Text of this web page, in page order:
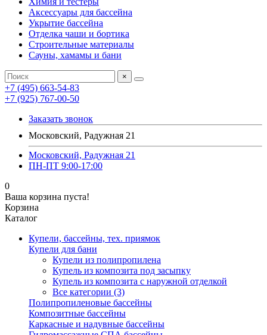
Аксессуары для бассейна
Укрытие бассейна
Отделка чаши и бортика
Строительные материалы
Сауны, хамамы и бани
×
+7 (495) 663-54-83
+7 (925) 767-00-50
Заказать звонок
Московский, Радужная 21
Московский, Радужная 21
ПН-ПТ 9:00-17:00
0
Ваша корзина пуста!
Корзина
Каталог
Купели, бассейны, тех. приямок
Купели для бани
Купели из полипропилена
Купель из композита под засыпку
Купель из композита с наружной отделкой
Все категории (3)
Полипропиленовые бассейны
Композитные бассейны
Каркасные и надувные бассейны